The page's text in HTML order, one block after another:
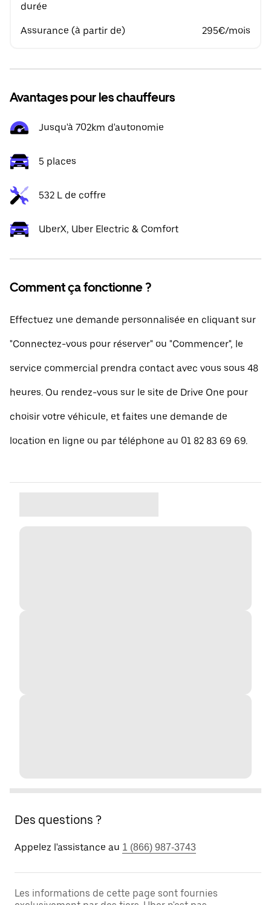
durée
Assurance (à partir de) 295€/mois
Avantages pour les chauffeurs
Jusqu'à 702km d'autonomie
5 places
532 L de coffre
UberX, Uber Electric & Comfort
Comment ça fonctionne ?
Effectuez une demande personnalisée en cliquant sur
"Connectez-vous pour réserver" ou "Commencer", le
service commercial prendra contact avec vous sous 48
heures. Ou rendez-vous sur le site de Drive One pour
choisir votre véhicule, et faites une demande de
location en ligne ou par téléphone au 01 82 83 69 69.
Des questions ?
Appelez l'assistance au 1 (866) 987-3743
Les informations de cette page sont fournies